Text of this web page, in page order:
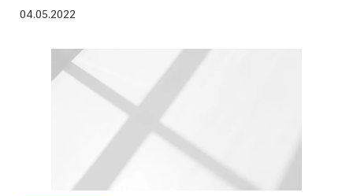
04.05.2022